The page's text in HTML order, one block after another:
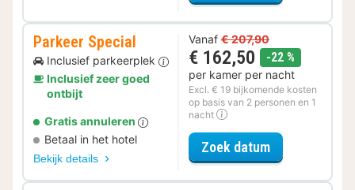
Parkeer Special
Inclusief parkeerplek
Inclusief zeer goed
ontbijt
Gratis annuleren
Betaal in het hotel
Bekijk details
Vanaf € 207,90
€ 162,50 -22 %
per kamer per nacht
Excl. € 19 bijkomende kosten
op basis van 2 personen en 1
nacht
Zoek datumvoor Parkeer